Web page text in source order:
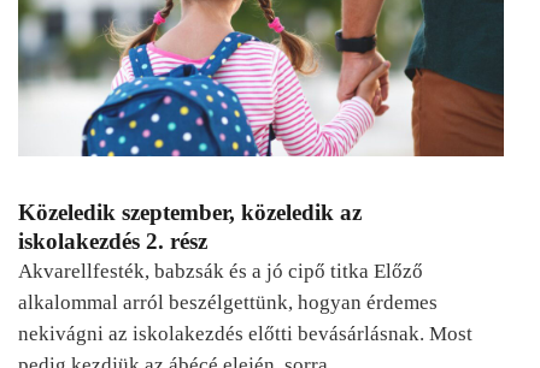
Közeledik szeptember, közeledik az
iskolakezdés 2. rész
Akvarellfesték, babzsák és a jó cipő titka Előző
alkalommal arról beszélgettünk, hogyan érdemes
nekivágni az iskolakezdés előtti bevásárlásnak. Most